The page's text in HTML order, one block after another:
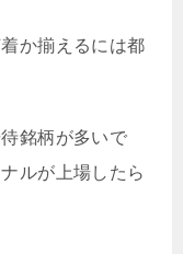
か揃えるには都
銘柄が多いで
ルが上場したら